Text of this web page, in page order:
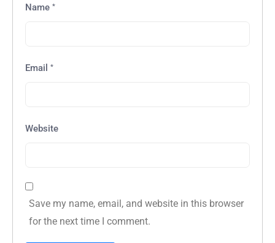
Name *
Email *
Website
Save my name, email, and website in this browser
for the next time I comment.